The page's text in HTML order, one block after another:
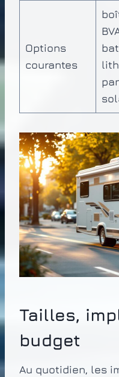
Options
courantes
Tailles,
budget
Au quotidien, les